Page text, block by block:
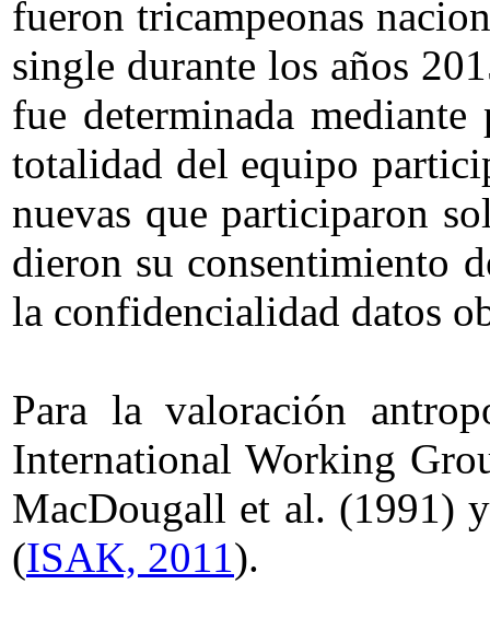
fueron tricampeonas
single durante los años
fue determinada
totalidad del equipo
nuevas que participaron
dieron su consentimiento
la confidencialidad datos
Para la valoración
International Working
MacDougall et al. (1991)
(ISAK, 2011).